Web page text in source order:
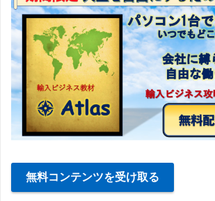
無料コンテンツを受け取る